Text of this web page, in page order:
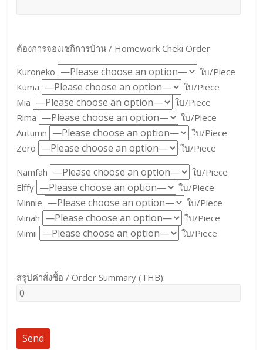
ต้องการจองเชกิการบ้าน / Homework Cheki Order
Kuroneko
ใบ/Piece
Kuma
ใบ/Piece
Mia
ใบ/Piece
Rima
ใบ/Piece
Autumn
ใบ/Piece
Zero
ใบ/Piece
Namfah
ใบ/Piece
Elffy
ใบ/Piece
Minnie
ใบ/Piece
Minah
ใบ/Piece
Mimii
ใบ/Piece
สรุปคำสั่งซื้อ / Order Summary (THB):